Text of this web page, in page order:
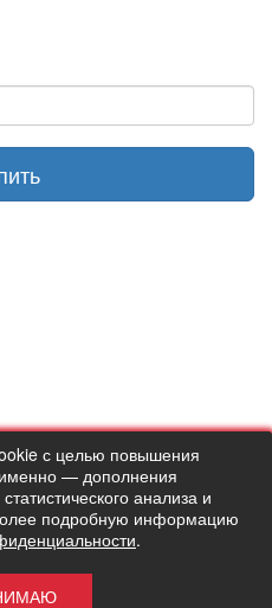
размещенные на данном сайте,
офертой!
с целью повышения
именно — дополнения
анализа и
подробную информацию
.